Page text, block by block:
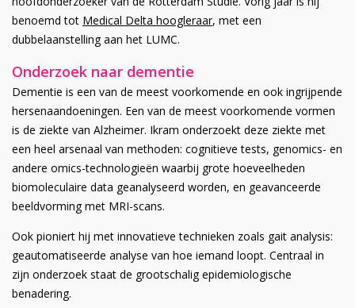
benoemd tot Medical Delta hoogleraar, met een
dubbelaanstelling aan het LUMC.
Onderzoek naar dementie
Dementie is een van de meest voorkomende en ook ingrijpende
hersenaandoeningen. Een van de meest voorkomende vormen
is de ziekte van Alzheimer. Ikram onderzoekt deze ziekte met
een heel arsenaal van methoden: cognitieve tests, genomics- en
andere omics-technologieën waarbij grote hoeveelheden
biomoleculaire data geanalyseerd worden, en geavanceerde
beeldvorming met MRI-scans.
Ook pioniert hij met innovatieve technieken zoals gait analysis:
geautomatiseerde analyse van hoe iemand loopt. Centraal in
zijn onderzoek staat de grootschalig epidemiologische
benadering.